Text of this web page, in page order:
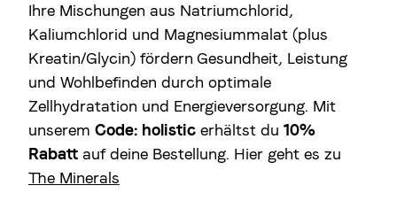
Ihre Mischungen aus Natriumchlorid,
Kaliumchlorid und Magnesiummalat (plus
Kreatin/Glycin) fördern Gesundheit, Leistung
und Wohlbefinden durch optimale
Zellhydratation und Energieversorgung. Mit
unserem Code: holistic erhältst du 10%
Rabatt auf deine Bestellung. Hier geht es zu
The Minerals